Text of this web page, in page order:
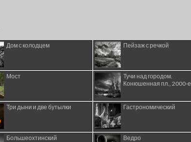
Дом с колодцем Пейзаж с речкой
Мост
Тучи над городом.
Конюшенная пл., 2000-е
Три дыни и две бутылки Гастрономический
Большеохтинский Ведро